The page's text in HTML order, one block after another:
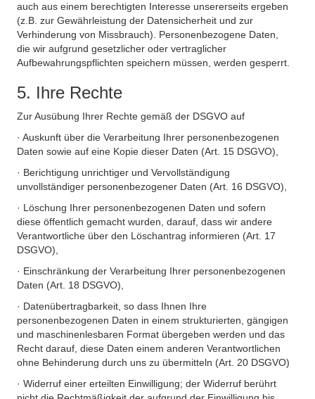
auch aus einem berechtigten Interesse unsererseits ergeben
(z.B. zur Gewährleistung der Datensicherheit und zur
Verhinderung von Missbrauch). Personenbezogene Daten,
die wir aufgrund gesetzlicher oder vertraglicher
Aufbewahrungspflichten speichern müssen, werden gesperrt.
5. Ihre Rechte
Zur Ausübung Ihrer Rechte gemäß der DSGVO auf
· Auskunft über die Verarbeitung Ihrer personenbezogenen
Daten sowie auf eine Kopie dieser Daten (Art. 15 DSGVO),
· Berichtigung unrichtiger und Vervollständigung
unvollständiger personenbezogener Daten (Art. 16 DSGVO),
· Löschung Ihrer personenbezogenen Daten und sofern
diese öffentlich gemacht wurden, darauf, dass wir andere
Verantwortliche über den Löschantrag informieren (Art. 17
DSGVO),
· Einschränkung der Verarbeitung Ihrer personenbezogenen
Daten (Art. 18 DSGVO),
· Datenübertragbarkeit, so dass Ihnen Ihre
personenbezogenen Daten in einem strukturierten, gängigen
und maschinenlesbaren Format übergeben werden und das
Recht darauf, diese Daten einem anderen Verantwortlichen
ohne Behinderung durch uns zu übermitteln (Art. 20 DSGVO)
· Widerruf einer erteilten Einwilligung; der Widerruf berührt